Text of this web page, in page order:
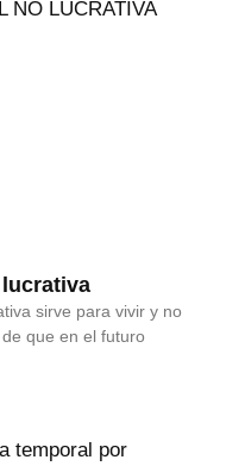
sirve para vivir y no
que en el futuro